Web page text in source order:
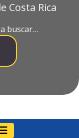
Costa Rica
buscar…